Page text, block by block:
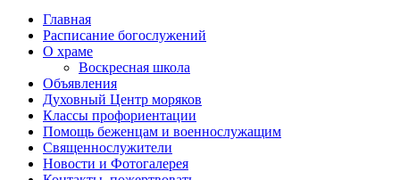
Главная
Расписание богослужений
О храме
Воскресная школа
Объявления
Духовный Центр моряков
Классы профориентации
Помощь беженцам и военнослужащим
Священнослужители
Новости и Фотогалерея